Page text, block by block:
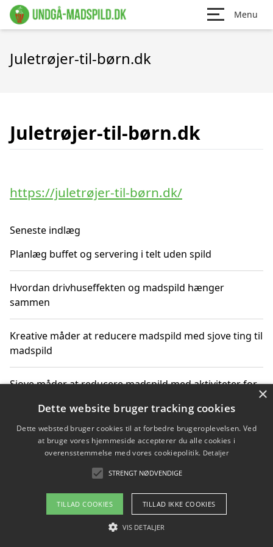
Menu
Juletrøjer-til-børn.dk
Juletrøjer-til-børn.dk
https://juletrøjer-til-børn.dk/
Seneste indlæg
Planlæg buffet og servering i telt uden spild
Hvordan drivhuseffekten og madspild hænger
sammen
Kreative måder at reducere madspild med sjove ting til
madspild
Sjove måder at reducere madspild med aktiviteter for
Hvor finder jeg nemme måltidskasser i Vejle
Om / kontakt
Blog Betingelser
×
Dette website bruger tracking cookies
Dette websted bruger cookies til at forbedre brugeroplevelsen. Ved
at bruge vores hjemmeside accepterer du alle cookies i
overensstemmelse med vores cookiepolitik. Detaljer
STRENGT NØDVENDIGE
TILLAD COOKIES TILLAD IKKE COOKIES
VIS DETALJER